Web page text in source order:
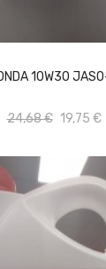
10W30
24,68 € 19,75 €